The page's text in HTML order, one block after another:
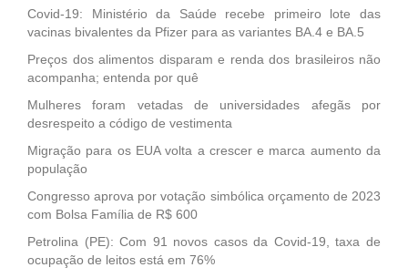
Covid-19: Ministério da Saúde recebe primeiro lote das
vacinas bivalentes da Pfizer para as variantes BA.4 e BA.5
Preços dos alimentos disparam e renda dos brasileiros não
acompanha; entenda por quê
Mulheres foram vetadas de universidades afegãs por
desrespeito a código de vestimenta
Migração para os EUA volta a crescer e marca aumento da
população
Congresso aprova por votação simbólica orçamento de 2023
com Bolsa Família de R$ 600
Petrolina (PE): Com 91 novos casos da Covid-19, taxa de
ocupação de leitos está em 76%